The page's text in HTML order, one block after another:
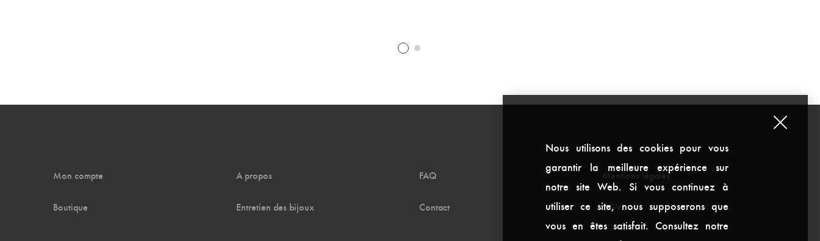
Mon compte
Boutique
A propos
Entretien des bijoux
FAQ
Contact
Mentions légales
CGV
Nous utilisons des cookies pour vous
garantir la meilleure expérience sur
notre site Web. Si vous continuez à
utiliser ce site, nous supposerons que
vous en êtes satisfait. Consultez notre